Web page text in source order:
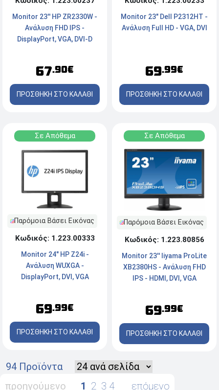
Monitor 23'' HP ZR2330W -
Ανάλυση FHD IPS -
DisplayPort, VGA, DVI-D
67.90€
ΠΡΟΣΘΗΚΗ ΣΤΟ ΚΑΛΑΘΙ
Monitor 23" Dell P2312HT -
Ανάλυση Full HD - VGA, DVI
69.99€
ΠΡΟΣΘΗΚΗ ΣΤΟ ΚΑΛΑΘΙ
Σε Απόθεμα
Παρόμοια Βάσει Εικόνας
Κωδικός: 1.223.00333
Monitor 24" HP Z24i -
Ανάλυση WUXGA -
DisplayPort, DVI, VGA
69.99€
ΠΡΟΣΘΗΚΗ ΣΤΟ ΚΑΛΑΘΙ
Σε Απόθεμα
Παρόμοια Βάσει Εικόνας
Κωδικός: 1.223.80856
Monitor 23'' Iiyama ProLite
XB2380HS - Ανάλυση FHD
IPS - HDMI, DVI, VGA
69.99€
ΠΡΟΣΘΗΚΗ ΣΤΟ ΚΑΛΑΘΙ
94 Προϊόντα
προηγούμενο
1 2 3 4 επόμενο